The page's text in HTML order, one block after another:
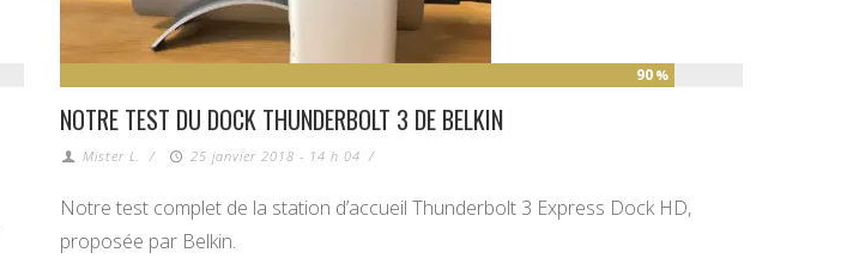
90 %
NOTRE TEST DU DOCK THUNDERBOLT 3 DE BELKIN
Mister L. / 25 janvier 2018 - 14 h 04 /
Notre test complet de la station d’accueil Thunderbolt 3 Express Dock HD,
proposée par Belkin.